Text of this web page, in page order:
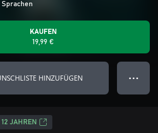
KAUFEN
19,99 €
HINZUFÜGEN ● ● ●
JAHREN